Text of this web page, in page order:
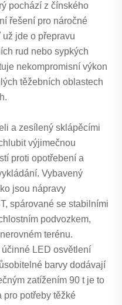
pochází z čínského
řešení pro náročné
jde o přepravu
rud nebo sypkých
nekompromisní výkon
těžebních oblastech
a zesílený sklápěcími
výjimečnou
proti opotřebení a
Vybavený
jsou nápravy
spárované se stabilními
podvozkem,
terénu.
LED osvětlení
barvy dodávají
zatížením 90 t je to
pro potřeby těžké